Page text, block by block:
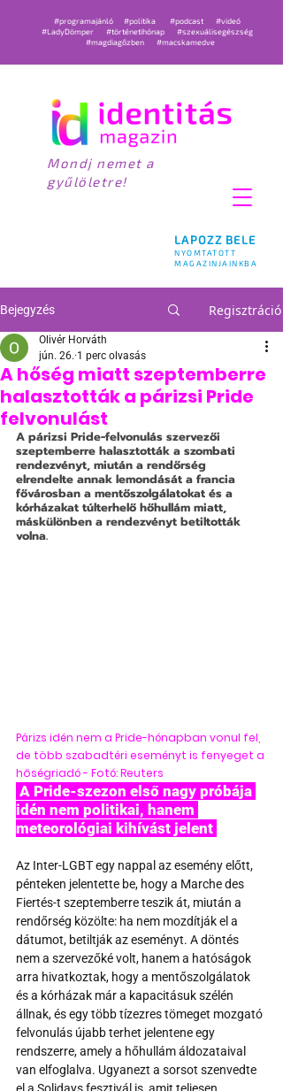
LAPOZZ BELE
NYOMTATOTT
MAGAZINJAINKBA
#programajánló #politika #podcast
#videó
#LadyDömper
#történetihónap
#szexuálisegészség
#magdiagőzben
#macskamedve
Mondj nemet a
gyűlöletre!
Bejegyzés Regisztráció
A hőség miatt szeptemberre
halasztották a párizsi Pride
felvonulást
Olivér Horváth
jún. 26. 1 perc olvasás
A párizsi Pride-felvonulás szervezői
szeptemberre halasztották a szombati
rendezvényt, miután a rendőrség
elrendelte annak lemondását a francia
fővárosban a mentőszolgálatokat és a
kórházakat túlterhelő hőhullám miatt,
máskülönben a rendezvényt betiltották
volna.
Párizs idén nem a Pride-hónapban vonul fel,
de több szabadtéri eseményt is fenyeget a
hőségriadó - Fotó: Reuters
idén nem politikai, hanem
meteorológiai kihívást jelent
Az Inter-LGBT egy nappal az esemény előtt,
pénteken jelentette be, hogy a Marche des
Fiertés-t szeptemberre teszik át, miután a
rendőrség közölte: ha nem mozdítják el a
dátumot, betiltják az eseményt. A döntés
nem a szervezőké volt, hanem a hatóságok
arra hivatkoztak, hogy a mentőszolgálatok
és a kórházak már a kapacitásuk szélén
állnak, és egy több tízezres tömeget mozgató
felvonulás újabb terhet jelentene egy
rendszerre, amely a hőhullám áldozataival
van elfoglalva. Ugyanezt a sorsot szenvedte